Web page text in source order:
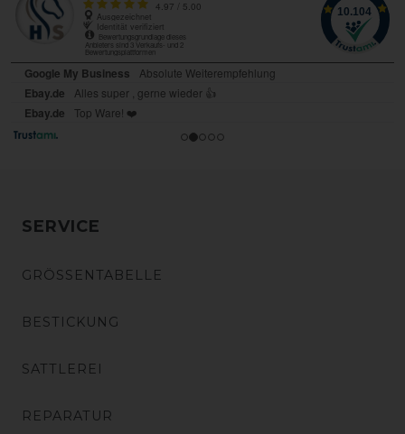
SERVICE
GRÖSSENTABELLE
BESTICKUNG
SATTLEREI
REPARATUR